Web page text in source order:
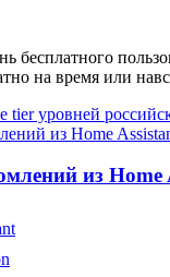
бесплатного
на время или
из Home